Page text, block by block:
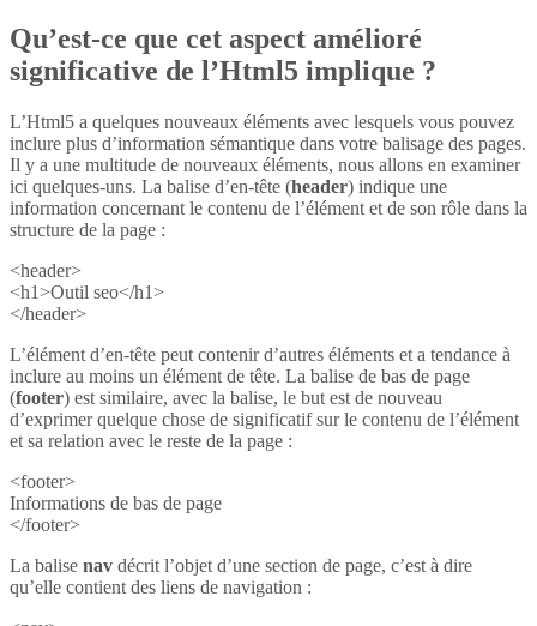
Qu’est-ce que cet aspect amélioré
significative de l’Html5 implique ?
L’Html5 a quelques nouveaux éléments avec lesquels vous pouvez
inclure plus d’information sémantique dans votre balisage des pages.
Il y a une multitude de nouveaux éléments, nous allons en examiner
ici quelques-uns. La balise d’en-tête (header) indique une
information concernant le contenu de l’élément et de son rôle dans la
structure de la page :
<header>
<h1>Outil seo</h1>
</header>
L’élément d’en-tête peut contenir d’autres éléments et a tendance à
inclure au moins un élément de tête. La balise de bas de page
(footer) est similaire, avec la balise, le but est de nouveau
d’exprimer quelque chose de significatif sur le contenu de l’élément
et sa relation avec le reste de la page :
<footer>
Informations de bas de page
</footer>
La balise nav décrit l’objet d’une section de page, c’est à dire
qu’elle contient des liens de navigation :